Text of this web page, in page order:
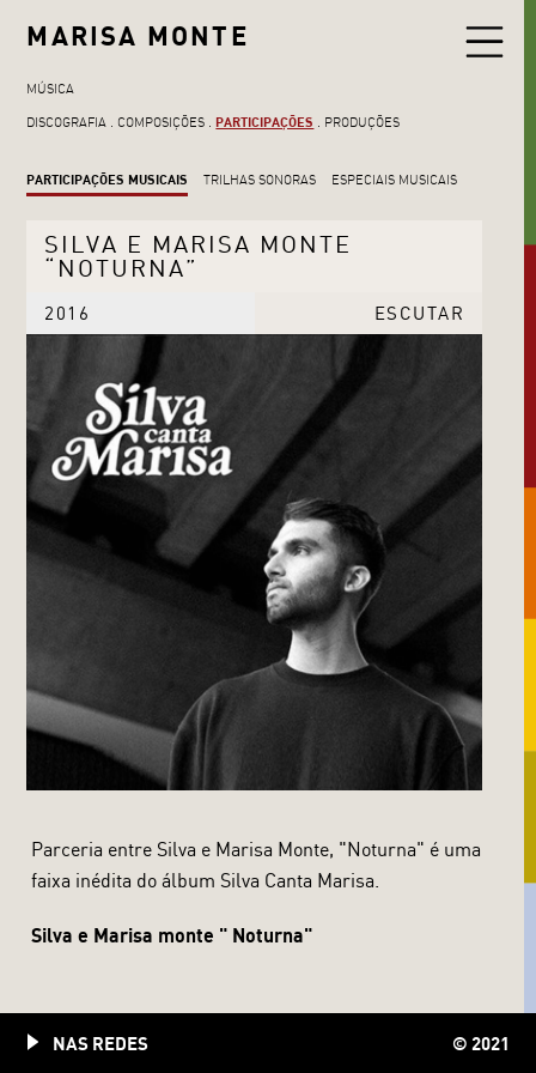
MARISA MONTE
MÚSICA
DISCOGRAFIA
COMPOSIÇÕES PARTICIPAÇÕES PRODUÇÕES
PARTICIPAÇÕES MUSICAIS TRILHAS SONORAS ESPECIAIS MUSICAIS
SILVA E MARISA MONTE
“NOTURNA”
ESCUTAR
2016
Parceria entre Silva e Marisa Monte, "Noturna" é uma
faixa inédita do álbum Silva Canta Marisa.
Silva e Marisa monte " Noturna"
NAS REDES © 2021